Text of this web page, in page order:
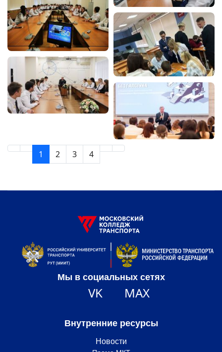
1 2 3 4
Мы в социальных сетях
VK MAX
Внутренние ресурсы
Новости